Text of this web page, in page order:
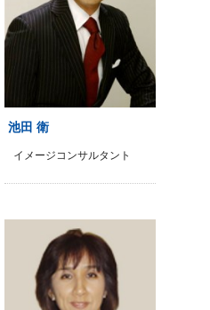
池田 衛
イメージコンサルタント